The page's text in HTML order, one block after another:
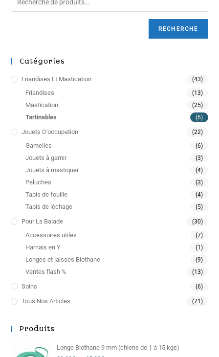
RECHERCHE
Catégories
Friandises Et Mastication (43)
Friandises (13)
Mastication (25)
Tartinables (6)
Jouets D'occupation (22)
Gamelles (6)
Jouets à garnir (3)
Jouets à mastiquer (4)
Peluches (3)
Tapis de fouille (4)
Tapis de léchage (5)
Pour La Balade (30)
Accessoires utiles (7)
Harnais en Y (1)
Longes et laisses Biothane (9)
Ventes flash % (13)
Soins (6)
Tous Nos Articles (71)
Produits
Longe Biothane 9 mm (chiens de 1 à 15 kgs)